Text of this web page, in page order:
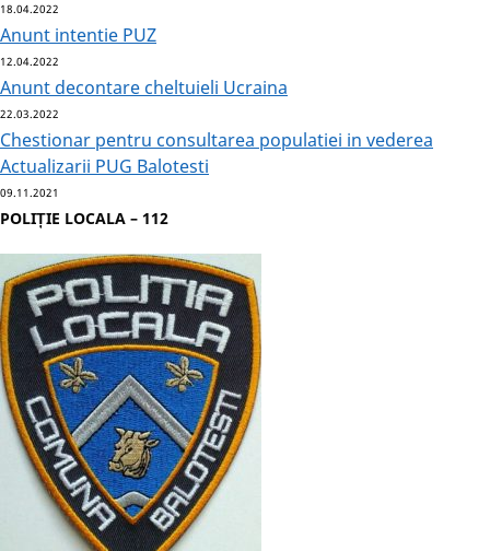
18.04.2022
Anunt intentie PUZ
12.04.2022
Anunt decontare cheltuieli Ucraina
22.03.2022
Chestionar pentru consultarea populatiei in vederea
Actualizarii PUG Balotesti
09.11.2021
POLIȚIE LOCALA – 112